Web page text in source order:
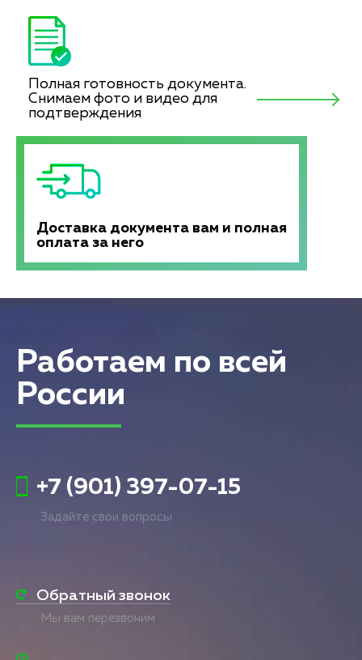
Полная готовность документа.
Снимаем фото и видео для
подтверждения
Доставка документа вам и полная
оплата за него
Работаем по всей
России
+7 (901) 397-07-15
Задайте свои вопросы
Обратный звонок
Мы вам перезвоним